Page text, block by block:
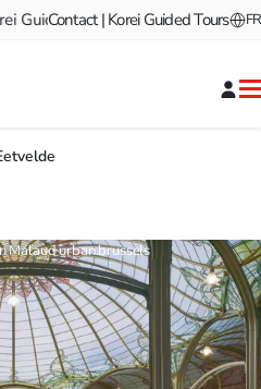
Tours! Bienvenue sur
Contact | Korei Guided Tours FR
Malaud urban.brussels